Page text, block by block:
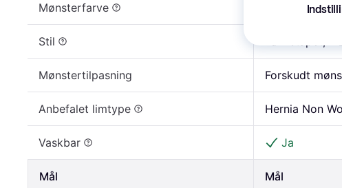
Mønsterfarve Grøn, Beige,
Stil
Mønstertilpasning Forskudt
Anbefalet limtype Hernia Non
Vaskbar Ja
Mål Mål